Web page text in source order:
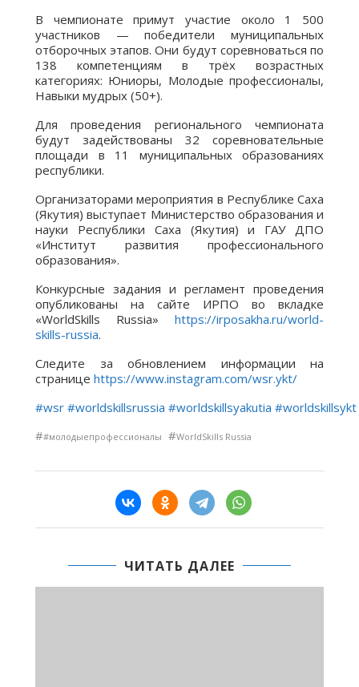
В чемпионате примут участие около 1 500
участников — победители муниципальных
отборочных этапов. Они будут соревноваться по
138 компетенциям в трёх возрастных
категориях: Юниоры, Молодые профессионалы,
Навыки мудрых (50+).
Для проведения регионального чемпионата
будут задействованы 32 соревновательные
площади в 11 муниципальных образованиях
республики.
Организаторами мероприятия в Республике Саха
(Якутия) выступает Министерство образования и
науки Республики Саха (Якутия) и ГАУ ДПО
«Институт развития профессионального
образования».
Конкурсные задания и регламент проведения
опубликованы на сайте ИРПО во вкладке
«WorldSkills Russia» https://irposakha.ru/world-
skills-russia.
Следите за обновлением информации на
странице https://www.instagram.com/wsr.ykt/
#wsr #worldskillsrussia #worldskillsyakutia #worldskillsykt
##молодыепрофессионалы #WorldSkills Russia
ЧИТАТЬ ДАЛЕЕ